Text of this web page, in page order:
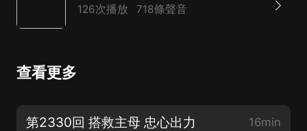
126次播放 718條聲音
查看更多
第2330回 搭救主母 忠心出力 16min